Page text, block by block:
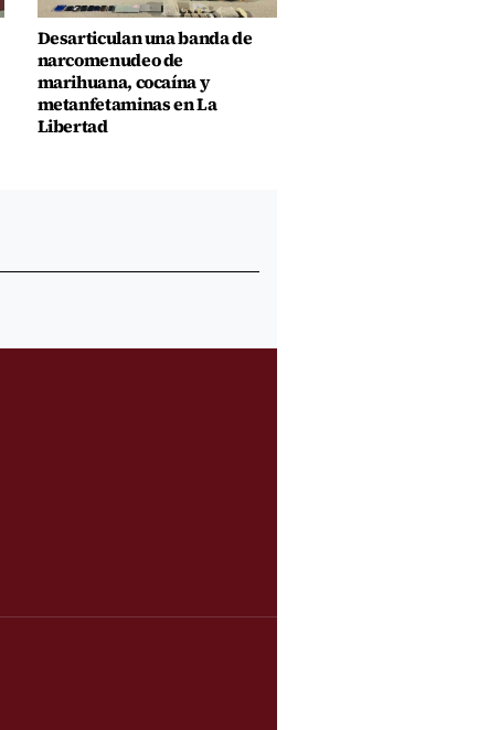
Desarticulan una banda de
narcomenudeo de
marihuana, cocaína y
metanfetaminas en La
Libertad